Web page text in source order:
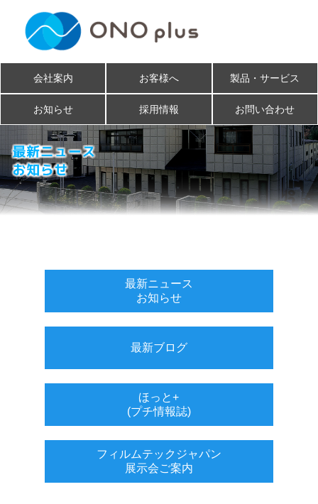
会社案内 お客様へ 製品・サービス
お知らせ 採用情報 お問い合わせ
最新ニュース
お知らせ
最新ブログ
ほっと+
(プチ情報誌)
フィルムテックジャパン
展示会ご案内